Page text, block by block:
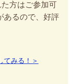
方はご参加可
あるので、好評
てみる！＞